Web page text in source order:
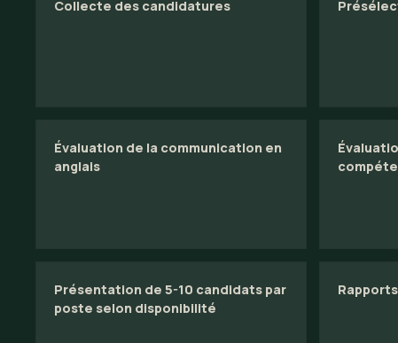
Collecte des candidatures
Évaluation de la communication en
anglais
Présentation de 5-10 candidats par
poste selon disponibilité